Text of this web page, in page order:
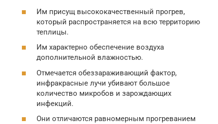
Им присущ высококачественный прогрев,
который распространяется на всю территорию
теплицы.
Им характерно обеспечение воздуха
дополнительной влажностью.
Отмечается обеззараживающий фактор,
инфракрасные лучи убивают большое
количество микробов и зарождающих
инфекций.
Они отличаются равномерным прогреванием